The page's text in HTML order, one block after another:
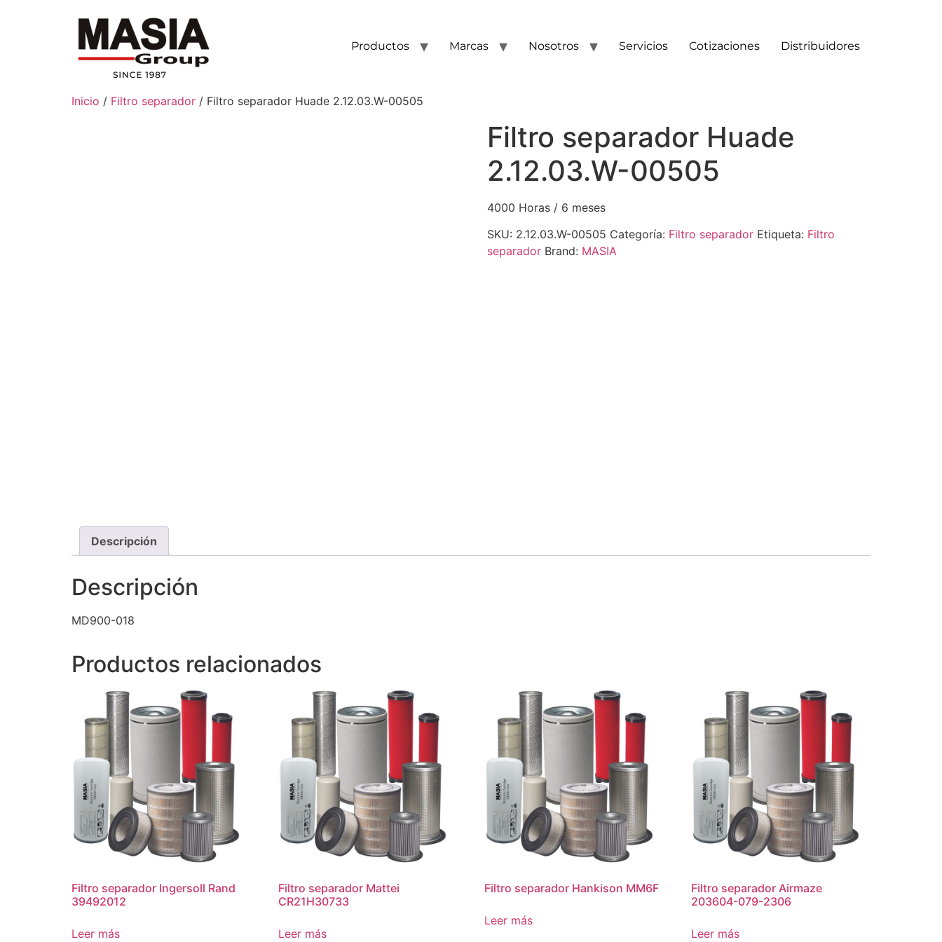
Productos Marcas Nosotros Servicios Cotizaciones Distribuidores
Inicio / Filtro separador / Filtro separador Huade 2.12.03.W-00505
Filtro separador Huade
2.12.03.W-00505
4000 Horas / 6 meses
SKU: 2.12.03.W-00505 Categoría: Filtro separador Etiqueta: Filtro
separador Brand: MASIA
Descripción
Descripción
MD900-018
Productos relacionados
Filtro separador Ingersoll Rand
39492012
Leer más
Filtro separador Mattei
CR21H30733
Leer más
Filtro separador Hankison MM6F
Leer más
Filtro separador Airmaze
203604-079-2306
Leer más